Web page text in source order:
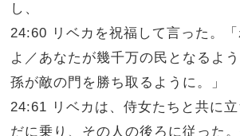
し、
24:60 リベカを祝福して言った。
よ／あなたが幾千万の民となるよ
孫が敵の門を勝ち取るように。」
24:61 リベカは、侍女たちと共に立
だに乗り、その人の後ろに従った